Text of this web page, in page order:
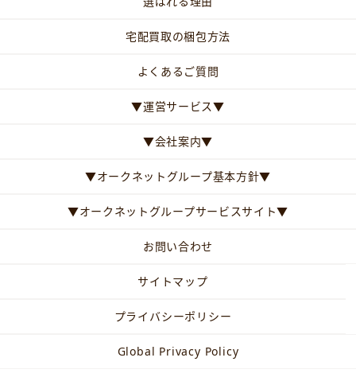
宅配買取の梱包方法
よくあるご質問
▼運営サービス▼
▼会社案内▼
▼オークネットグループ基本方針▼
▼オークネットグループサービスサイト▼
お問い合わせ
サイトマップ
プライバシーポリシー
Global Privacy Policy